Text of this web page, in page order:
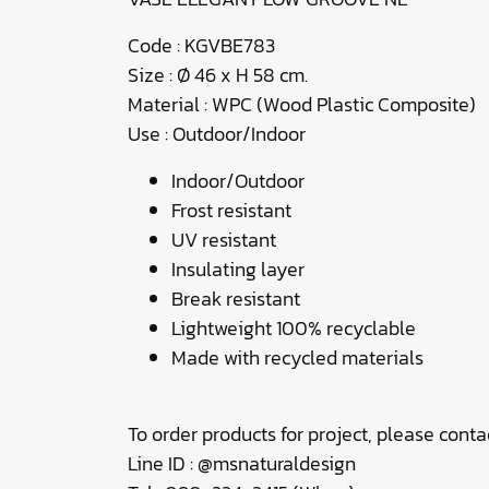
Code : KGVBE783
Size : Ø 46 x H 58 cm.
Material : WPC (Wood Plastic Composite)
Use : Outdoor/Indoor
Indoor/Outdoor
Frost resistant
UV resistant
Insulating layer
Break resistant
Lightweight 100% recyclable
Made with recycled materials
To order products for project, please
Line ID : @msnaturaldesign